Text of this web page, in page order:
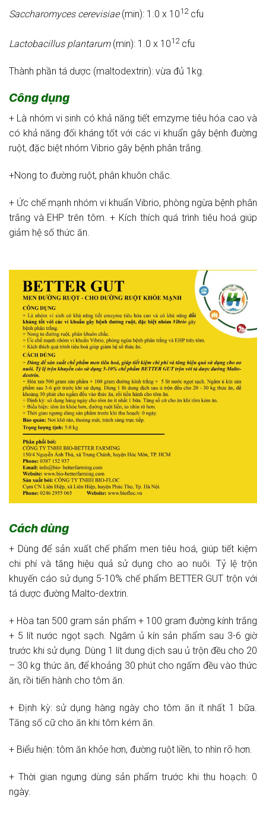
Saccharomyces cerevisiae (min): 1.0 x 1012cfu
Lactobacillus plantarum (min): 1.0 x 1012cfu
Thành phần tá dược (maltodextrin): vừa đủ 1kg.
Công dụng
+ Là nhóm vi sinh có khả năng tiết emzyme tiêu hóa cao và
có khả năng đối kháng tốt với các vi khuẩn gây bệnh đường
ruột, đặc biệt nhóm Vibrio gây bệnh phân trắng.
+Nong to đường ruột, phân khuôn chắc.
+ Ức chế mạnh nhóm vi khuẩn Vibrio, phòng ngừa bệnh phân
trắng và EHP trên tôm. + Kích thích quá trình tiêu hoá giúp
giảm hệ số thức ăn.
Cách dùng
+ Dùng để sản xuất chế phẩm men tiêu hoá, giúp tiết kiệm
chi phí và tăng hiệu quả sử dụng cho ao nuôi. Tỷ lệ trộn
khuyến cáo sử dụng 5-10% chế phẩm BETTER GUT trộn với
tá dược đường Malto-dextrin.
+ Hòa tan 500 gram sản phẩm + 100 gram đường kính trắng
+ 5 lít nước ngọt sạch. Ngâm ủ kín sản phẩm sau 3-6 giờ
trước khi sử dụng. Dùng 1 lít dung dịch sau ủ trộn đều cho 20
– 30 kg thức ăn, để khoảng 30 phút cho ngấm đều vào thức
ăn, rồi tiến hành cho tôm ăn.
+ Định kỳ: sử dụng hàng ngày cho tôm ăn ít nhất 1 bữa.
Tăng số cữ cho ăn khi tôm kém ăn.
+ Biểu hiện: tôm ăn khỏe hơn, đường ruột liền, to nhìn rõ hơn.
+ Thời gian ngưng dùng sản phẩm trước khi thu hoạch: 0
ngày.